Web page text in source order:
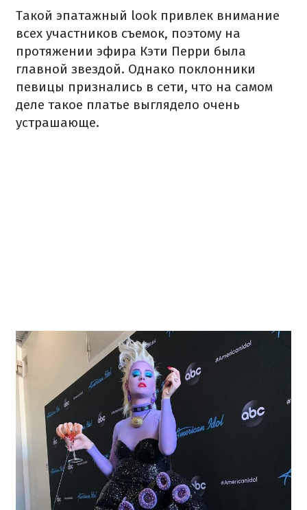
Такой эпатажный look привлек внимание
всех участников съемок, поэтому на
протяжении эфира Кэти Перри была
главной звездой. Однако поклонники
певицы признались в сети, что на самом
деле такое платье выглядело очень
устрашающе.